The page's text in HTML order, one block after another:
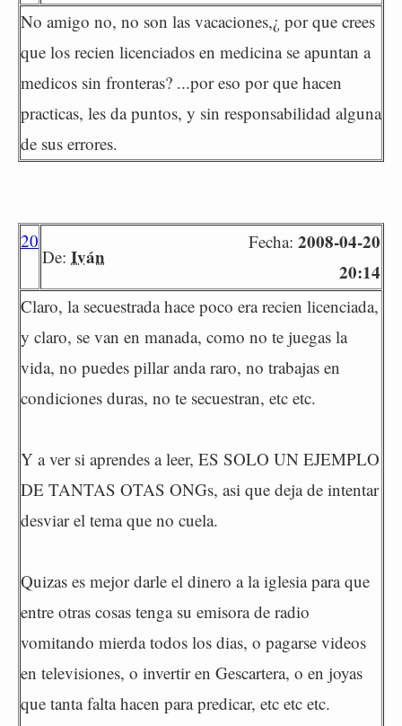
No amigo no, no son las vacaciones,¿ por que crees
que los recien licenciados en medicina se apuntan a
medicos sin fronteras? ...por eso por que hacen
practicas, les da puntos, y sin responsabilidad alguna
de sus errores.
20
De: Iván
Fecha: 2008-04-20
20:14
Claro, la secuestrada hace poco era recien licenciada,
y claro, se van en manada, como no te juegas la
vida, no puedes pillar anda raro, no trabajas en
condiciones duras, no te secuestran, etc etc.
Y a ver si aprendes a leer, ES SOLO UN EJEMPLO
DE TANTAS OTAS ONGs, asi que deja de intentar
desviar el tema que no cuela.
Quizas es mejor darle el dinero a la iglesia para que
entre otras cosas tenga su emisora de radio
vomitando mierda todos los dias, o pagarse videos
en televisiones, o invertir en Gescartera, o en joyas
que tanta falta hacen para predicar, etc etc etc.